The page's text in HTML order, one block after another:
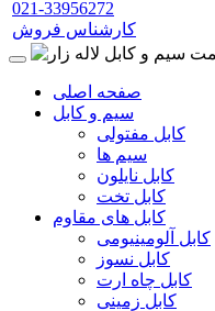
021-33956272
کارشناس فروش
صفحه اصلی
سیم و کابل
کابل مفتولی
سیم ها
کابل نایلون
کابل تخت
کابل های مقاوم
کابل آلومینیومی
کابل نسوز
کابل چاه ارت
کابل زمینی